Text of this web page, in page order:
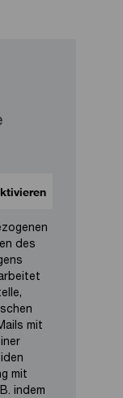
des
mit
mit
indem